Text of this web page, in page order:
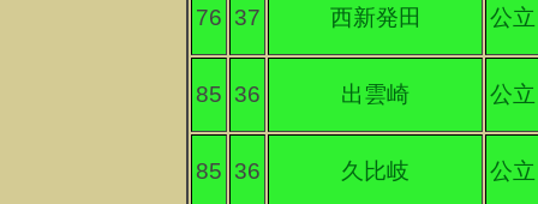
76 37 西新発田 公立
85 36 出雲崎 公立
85 36 久比岐 公立